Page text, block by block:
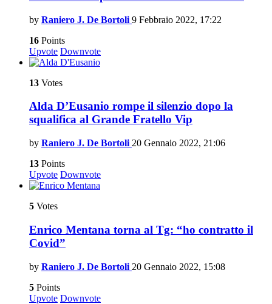
by Raniero J. De Bortoli 9 Febbraio 2022, 17:22
16 Points
Upvote Downvote
13 Votes
Alda D’Eusanio rompe il silenzio dopo la
squalifica al Grande Fratello Vip
by Raniero J. De Bortoli 20 Gennaio 2022, 21:06
13 Points
Upvote Downvote
5 Votes
Enrico Mentana torna al Tg: “ho contratto il
Covid”
by Raniero J. De Bortoli 20 Gennaio 2022, 15:08
5 Points
Upvote Downvote